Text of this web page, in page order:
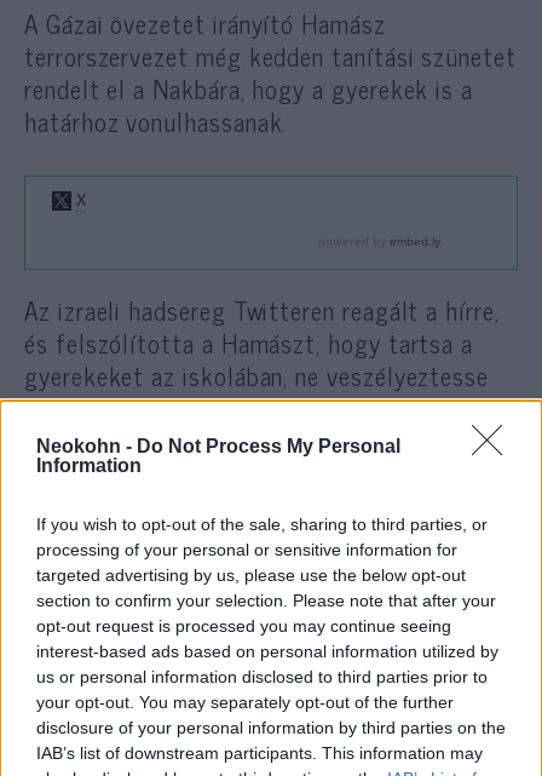
Neokohn - Do Not Process My Personal
Information
If you wish to opt-out of the sale, sharing to third parties, or
processing of your personal or sensitive information for
targeted advertising by us, please use the below opt-out
section to confirm your selection. Please note that after your
opt-out request is processed you may continue seeing
interest-based ads based on personal information utilized by
us or personal information disclosed to third parties prior to
your opt-out. You may separately opt-out of the further
disclosure of your personal information by third parties on the
IAB’s list of downstream participants. This information may
A Gázai övezetet irányító Hamász
terrorszervezet még kedden tanítási szünetet
rendelt el a Nakbára, hogy a gyerekek is a
határhoz vonulhassanak.
Az izraeli hadsereg Twitteren reagált a hírre,
és felszólította a Hamászt, hogy tartsa a
gyerekeket az iskolában, ne veszélyeztesse
az életüket a tüntetéseken való részvétellel.
kétharmada a függetlenségi
háború során elmenekült vagy
kiutasított arabok
leszármazottja.
Az izraeli hadsereg nyilatkozata szerint a